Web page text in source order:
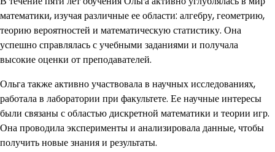
математики, изучая различные ее области: алгебру, геометрию,
теорию вероятностей и математическую статистику. Она
успешно справлялась с учебными заданиями и получала
высокие оценки от преподавателей.
Ольга также активно участвовала в научных исследованиях,
работала в лаборатории при факультете. Ее научные интересы
были связаны с областью дискретной математики и теории игр.
Она проводила эксперименты и анализировала данные, чтобы
получить новые знания и результаты.